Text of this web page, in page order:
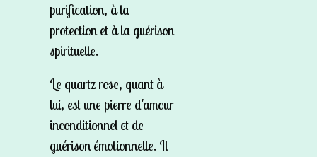
purification, à la
protection et à la guérison
spirituelle.
Le quartz rose, quant à
lui, est une pierre d'amour
inconditionnel et de
guérison émotionnelle. Il